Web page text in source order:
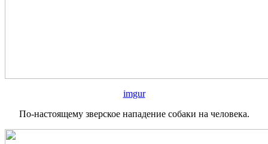
imgur
По-настоящему зверское нападение собаки на человека.